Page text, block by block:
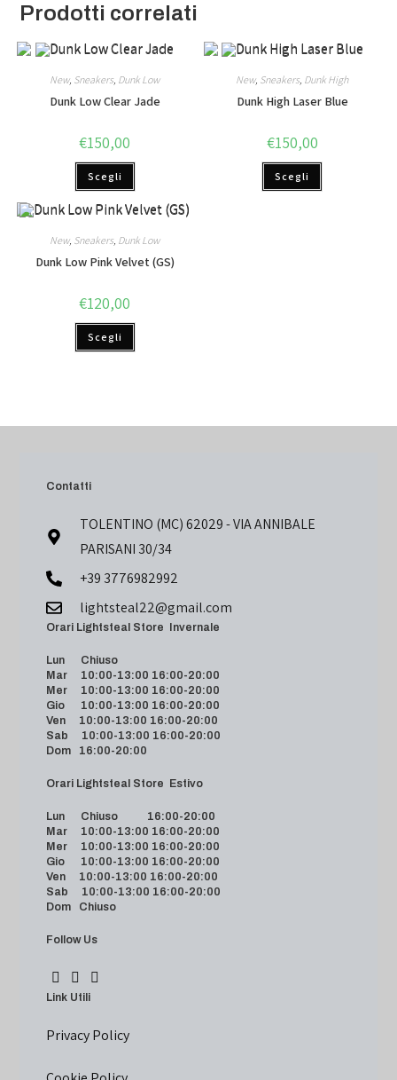
Prodotti correlati
New, Sneakers Dunk Low
Dunk Low Clear Jade
€150,00
Scegli
New, Sneakers Dunk High
Dunk High Laser Blue
€150,00
Scegli
New, Sneakers, Dunk Low
Dunk Low Pink Velvet (GS)
€120,00
Scegli
Contatti
TOLENTINO (MC) 62029 - VIA ANNIBALE
PARISANI 30/34
+39 3776982992
lightsteal22@gmail.com
Orari Lightsteal Store Invernale
Lun Chiuso
Mar 10:00-13:00 16:00-20:00
Mer 10:00-13:00 16:00-20:00
Gio 10:00-13:00 16:00-20:00
Ven 10:00-13:00 16:00-20:00
Sab 10:00-13:00 16:00-20:00
Dom 16:00-20:00
Orari Lightsteal Store Estivo
Lun Chiuso 16:00-20:00
Mar 10:00-13:00 16:00-20:00
Mer 10:00-13:00 16:00-20:00
Gio 10:00-13:00 16:00-20:00
Ven 10:00-13:00 16:00-20:00
Sab 10:00-13:00 16:00-20:00
Dom Chiuso
Follow Us
Link Utili
Privacy Policy